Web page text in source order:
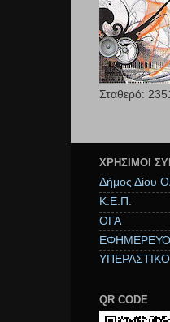
Σταθερό:
ΧΡΉΣΙΜΟΙ
Δήμος Δίου
Κ.Ε.Π.
ΟΓΑ
QR CODE